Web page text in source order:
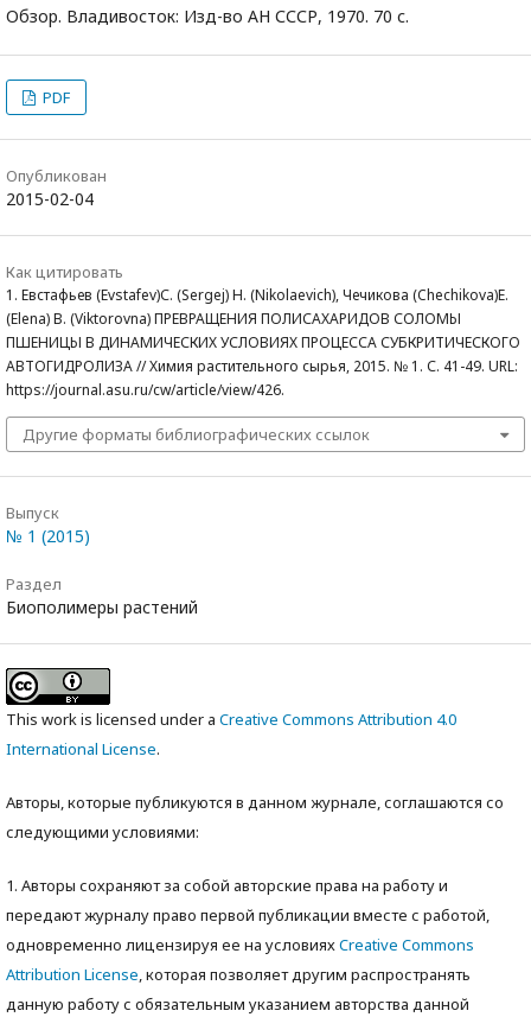
Обзор. Владивосток: Изд-во АН СССР, 1970. 70 с.
PDF
Опубликован
2015-02-04
Как цитировать
1. Евстафьев (Evstafev)С. (Sergej) Н. (Nikolaevich), Чечикова (Chechikova)Е.
(Elena) В. (Viktorovna) ПРЕВРАЩЕНИЯ ПОЛИСАХАРИДОВ СОЛОМЫ
ПШЕНИЦЫ В ДИНАМИЧЕСКИХ УСЛОВИЯХ ПРОЦЕССА СУБКРИТИЧЕСКОГО
АВТОГИДРОЛИЗА // Химия растительного сырья, 2015. № 1. С. 41-49. URL:
https://journal.asu.ru/cw/article/view/426.
Другие форматы библиографических ссылок
Выпуск
№ 1 (2015)
Раздел
Биополимеры растений
This work is licensed under a Creative Commons Attribution 4.0
International License.
Авторы, которые публикуются в данном журнале, соглашаются со
следующими условиями:
1. Авторы сохраняют за собой авторские права на работу и
передают журналу право первой публикации вместе с работой,
одновременно лицензируя ее на условияхCreative Commons
Attribution License, которая позволяет другим распространять
данную работу с обязательным указанием авторства данной